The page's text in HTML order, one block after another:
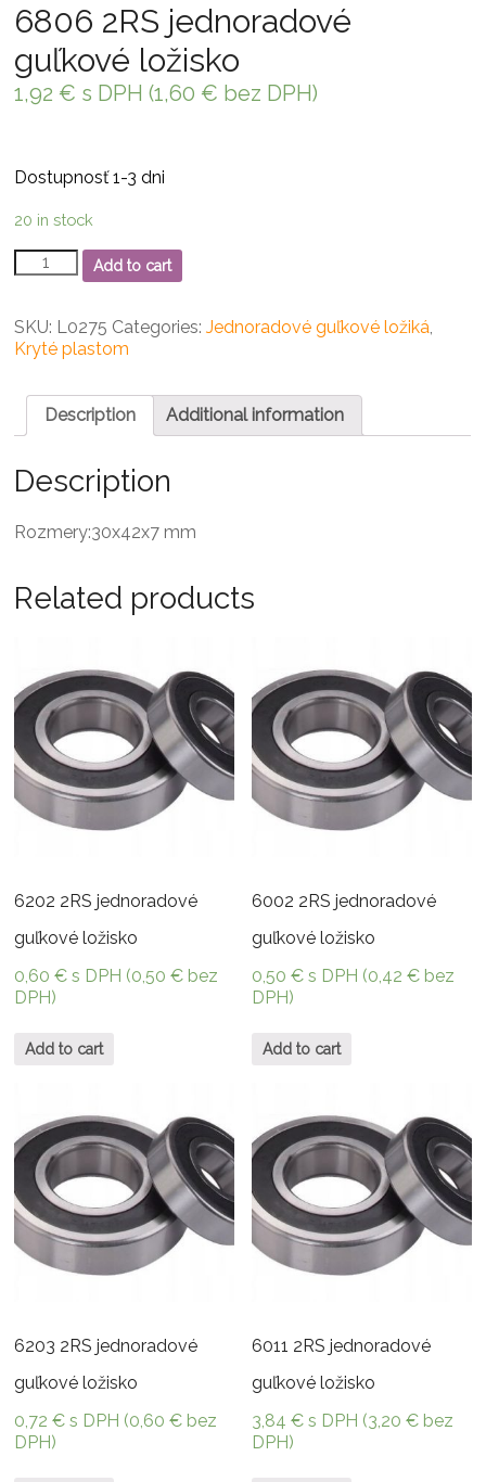
6806 2RS jednoradové
guľkové ložisko
1,92 € s DPH (1,60 € bez DPH)
Dostupnosť 1-3 dni
20 in stock
6806
2RS
guľkové
ložisko
Add to cart
SKU: L0275 Categories:Jednoradové guľkové ložiká
Kryté plastom
Description Additional information
Description
Rozmery:30x42x7 mm
Related products
6202 2RS jednoradové
guľkové ložisko
0,60€ s DPH (0,50€ bez
DPH)
Add to cart
6002 2RS jednoradové
guľkové ložisko
0,50€ s DPH (0,42€ bez
DPH)
Add to cart
6203 2RS jednoradové
guľkové ložisko
0,72€ s DPH (0,60€ bez
DPH)
6011 2RS jednoradové
guľkové ložisko
3,84€ s DPH (3,20€ bez
DPH)